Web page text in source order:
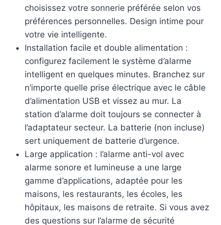
choisissez votre sonnerie préférée selon vos
préférences personnelles. Design intime pour
votre vie intelligente.
Installation facile et double alimentation :
configurez facilement le système d’alarme
intelligent en quelques minutes. Branchez sur
n’importe quelle prise électrique avec le câble
d’alimentation USB et vissez au mur. La
station d’alarme doit toujours se connecter à
l’adaptateur secteur. La batterie (non incluse)
sert uniquement de batterie d’urgence.
Large application : l’alarme anti-vol avec
alarme sonore et lumineuse a une large
gamme d’applications, adaptée pour les
maisons, les restaurants, les écoles, les
hôpitaux, les maisons de retraite. Si vous avez
des questions sur l’alarme de sécurité